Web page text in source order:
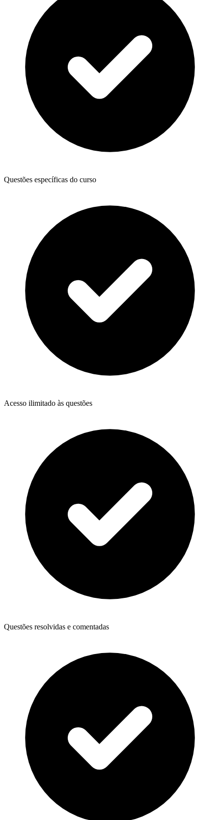
Questões específicas do curso
Acesso ilimitado às questões
Questões resolvidas e comentadas